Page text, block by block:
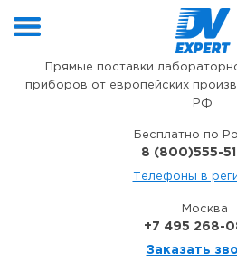
Прямые поставки
приборов от европейских
РФ
Бесплатно по
8 (800)555-
Телефоны в
Москва
+7 495 268-
Заказать